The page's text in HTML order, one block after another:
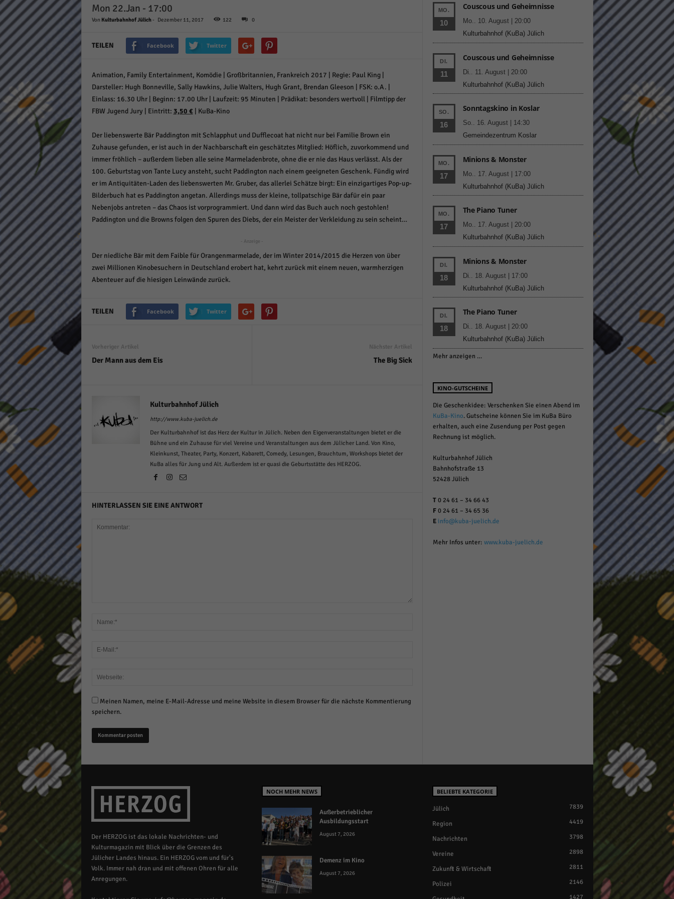
Mon 22.Jan - 17:00
Von Kulturbahnhof Jülich- Dezember 11, 2017 122 0
TEILEN Facebook Twitter
Animation, Family Entertainment, Komödie | Großbritannien, Frankreich 2017 | Regie: Paul King |
Darsteller: Hugh Bonneville, Sally Hawkins, Julie Walters, Hugh Grant, Brendan Gleeson | FSK: o.A. |
Einlass: 16.30 Uhr | Beginn: 17.00 Uhr | Laufzeit: 95 Minuten | Prädikat: besonders wertvoll | Filmtipp der
FBW Jugend Jury | Eintritt: 3,50 €| KuBa-Kino
Der liebenswerte Bär Paddington mit Schlapphut und Dufflecoat hat nicht nur bei Familie Brown ein
Zuhause gefunden, er ist auch in der Nachbarschaft ein geschätztes Mitglied: Höflich, zuvorkommend und
immer fröhlich – außerdem lieben alle seine Marmeladenbrote, ohne die er nie das Haus verlässt. Als der
100. Geburtstag von Tante Lucy ansteht, sucht Paddington nach einem geeigneten Geschenk. Fündig wird
er im Antiquitäten-Laden des liebenswerten Mr. Gruber, das allerlei Schätze birgt: Ein einzigartiges Pop-up-
Bilderbuch hat es Paddington angetan. Allerdings muss der kleine, tollpatschige Bär dafür ein paar
Nebenjobs antreten – das Chaos ist vorprogrammiert. Und dann wird das Buch auch noch gestohlen!
Paddington und die Browns folgen den Spuren des Diebs, der ein Meister der Verkleidung zu sein scheint…
- Anzeige -
Der niedliche Bär mit dem Faible für Orangenmarmelade, der im Winter 2014/2015 die Herzen von über
zwei Millionen Kinobesuchern in Deutschland erobert hat, kehrt zurück mit einem neuen, warmherzigen
Abenteuer auf die hiesigen Leinwände zurück.
TEILEN Facebook Twitter
Vorheriger Artikel
Der Mann aus dem Eis
Nächster Artikel
The Big Sick
Kulturbahnhof Jülich
http://www.kuba-juelich.de
Der Kulturbahnhof ist das Herz der Kultur in Jülich. Neben den Eigenveranstaltungen bietet er die
Bühne und ein Zuhause für viel Vereine und Veranstaltungen aus dem Jülicher Land. Von Kino,
Kleinkunst, Theater, Party, Konzert, Kabarett, Comedy, Lesungen, Brauchtum, Workshops bietet der
KuBa alles für Jung und Alt. Außerdem ist er quasi die Geburtsstätte des HERZOG.
HINTERLASSEN SIE EINE ANTWORT
Meinen Namen, meine E-Mail-Adresse und meine Website in diesem Browser für die nächste Kommentierung
speichern.
MO.
10
Couscous und Geheimnisse
Mo.. 10. August | 20:00
Kulturbahnhof (KuBa) Jülich
DI.
11
Couscous und Geheimnisse
Di.. 11. August | 20:00
Kulturbahnhof (KuBa) Jülich
SO.
16
Sonntagskino in Koslar
So.. 16. August | 14:30
Gemeindezentrum Koslar
MO.
17
Minions & Monster
Mo.. 17. August | 17:00
Kulturbahnhof (KuBa) Jülich
MO.
17
The Piano Tuner
Mo.. 17. August | 20:00
Kulturbahnhof (KuBa) Jülich
DI.
18
Minions & Monster
Di.. 18. August | 17:00
Kulturbahnhof (KuBa) Jülich
DI.
18
The Piano Tuner
Di.. 18. August | 20:00
Kulturbahnhof (KuBa) Jülich
Mehr anzeigen …
KINO-GUTSCHEINE
Die Geschenkidee: Verschenken Sie einen Abend im
KuBa-Kino. Gutscheine können Sie im KuBa Büro
erhalten, auch eine Zusendung per Post gegen
Rechnung ist möglich.
Kulturbahnhof Jülich
Bahnhofstraße 13
52428 Jülich
T0 24 61 – 34 66 43
F0 24 61 – 34 65 36
E info@kuba-juelich.de
Mehr Infos unter: www.kuba-juelich.de
Der HERZOG ist das lokale Nachrichten- und
Kulturmagazin mit Blick über die Grenzen des
Jülicher Landes hinaus. Ein HERZOG vom und für's
Volk. Immer nah dran und mit offenen Ohren für alle
Anregungen.
NOCH MEHR NEWS
Außerbetrieblicher
Ausbildungsstart
August 7, 2026
Demenz im Kino
August 7, 2026
BELIEBTE KATEGORIE
Jülich 7839
Region 4419
Nachrichten 3798
Vereine 2898
Zukunft & Wirtschaft 2811
Polizei 2146
1427
Essenziell (1)
Funktion der Website erforderlich.
Statistiken (1) Statistiken
Statistik Cookies erfassen Informationen anonym. Diese Informationen helfen uns zu verstehen,
wie unsere Besucher unsere Website nutzen.
Marketing (1) Marketing
Marketing-Cookies werden von Drittanbietern oder Publishern verwendet, um personalisierte
Werbung anzuzeigen. Sie tun dies, indem sie Besucher über Websites hinweg verfolgen.
Cookie-Informationen anzeigen
Externe Medien (6) Externe Medien
Inhalte von Videoplattformen und Social-Media-Plattformen werden standardmäßig blockiert.
Wenn Cookies von externen Medien akzeptiert werden, bedarf der Zugriff auf diese Inhalte
Impressum